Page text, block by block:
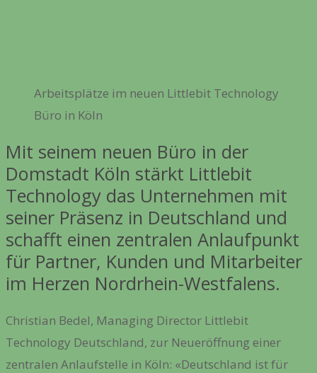
Arbeitsplätze im neuen Littlebit Technology
Büro in Köln
Mit seinem neuen Büro in der
Domstadt Köln stärkt Littlebit
Technology das Unternehmen mit
seiner Präsenz in Deutschland und
schafft einen zentralen Anlaufpunkt
für Partner, Kunden und Mitarbeiter
im Herzen Nordrhein-Westfalens.
Christian Bedel, Managing Director Littlebit
Technology Deutschland, zur Neueröffnung einer
zentralen Anlaufstelle in Köln: «Deutschland ist für